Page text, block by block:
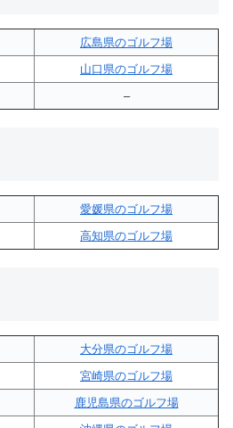
広島県のゴルフ場
山口県のゴルフ場
–
愛媛県のゴルフ場
高知県のゴルフ場
大分県のゴルフ場
宮崎県のゴルフ場
鹿児島県のゴルフ場